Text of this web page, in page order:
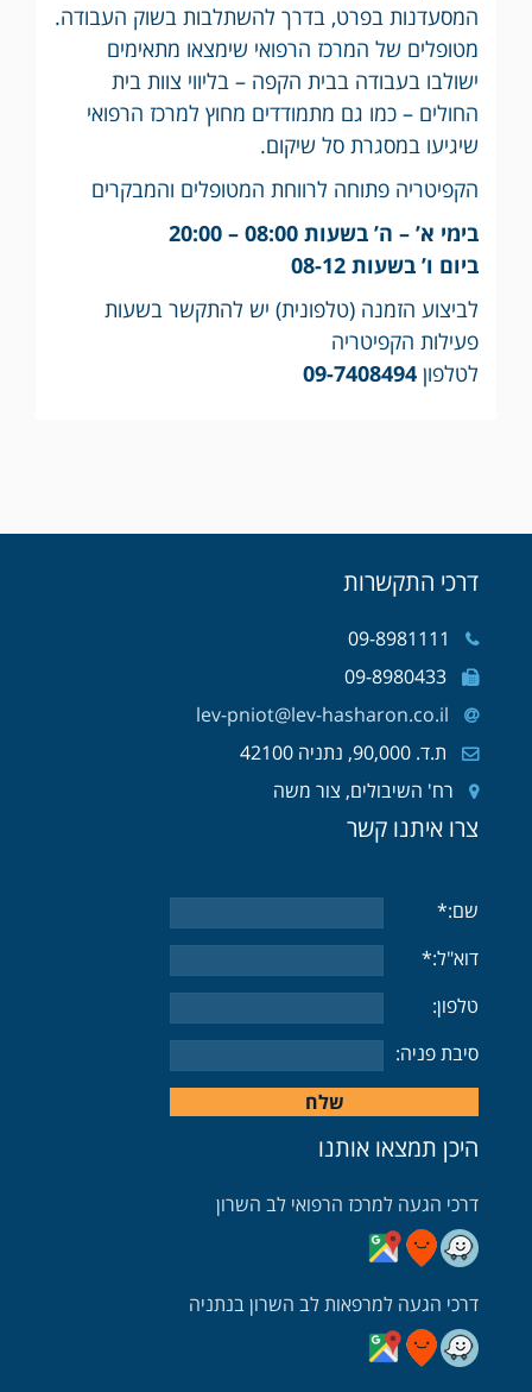
המסעדנות בפרט, בדרך להשתלבות בשוק העבודה.
מטופלים של המרכז הרפואי שימצאו מתאימים
ישולבו בעבודה בבית הקפה – בליווי צוות בית
החולים – כמו גם מתמודדים מחוץ למרכז הרפואי
שיגיעו במסגרת סל שיקום.
הקפיטריה פתוחה לרווחת המטופלים והמבקרים
בימי א’ – ה’ בשעות 08:00 – 20:00
ביום ו’ בשעות 08-12
לביצוע הזמנה (טלפונית) יש להתקשר בשעות
פעילות הקפיטריה
לטלפון09-7408494
דרכי התקשרות
09-8981111
09-8980433
lev-pniot@lev-hasharon.co.il
ת.ד. 90,000, נתניה 42100
רח' השיבולים, צור משה
צרו איתנו קשר
שם:*
דוא"ל:*
טלפון:
סיבת פניה:
היכן תמצאו אותנו
דרכי הגעה למרכז הרפואי לב השרון
דרכי הגעה בעזרת וויז
דרכי הגעה בעזרת מובאיט
דרכי הגעה בעזרת גוגל
דרכי הגעה למרפאות לב השרון בנתניה
דרכי הגעה למרפאה בנתניה בעזרת וויז
דרכי הגעה למרפאה בנתניה בעזרת מובאיט
דרכי הגעה למרפאה בנתניה בעזרת גוגל